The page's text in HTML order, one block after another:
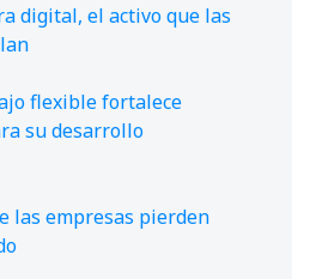
digital, el activo que las
flexible fortalece
su desarrollo
las empresas pierden